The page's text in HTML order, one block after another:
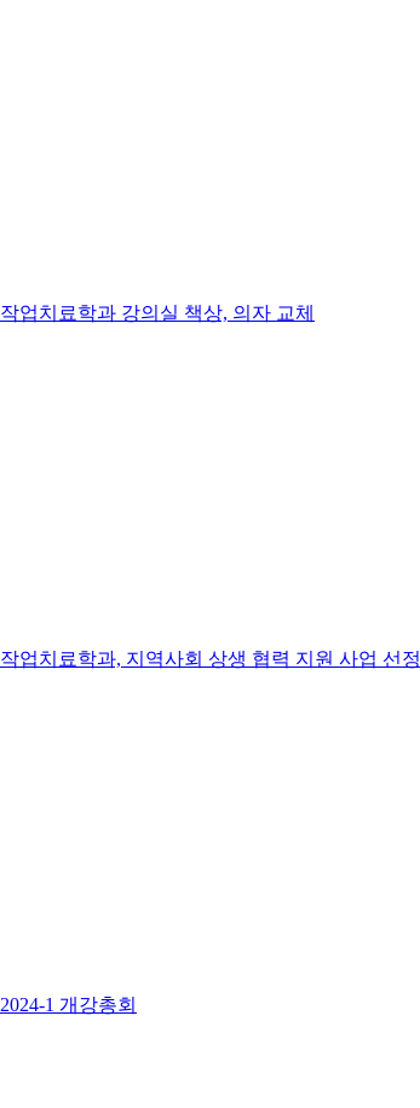
작업치료학과 강의실 책상, 의자 교체
작업치료학과, 지역사회 상생 협력 지원 사업 선정
2024-1 개강총회